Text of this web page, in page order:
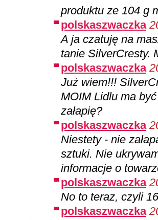
produktu ze 104 g
polskaszwaczka
A ja czatuję na
tanie SilverCresty.
polskaszwaczka
Już wiem!!!
MOIM Lidlu ma
załapię?
polskaszwaczka
Niestety - nie
sztuki. Nie
informacje o
polskaszwaczka
No to teraz, czyli
polskaszwaczka